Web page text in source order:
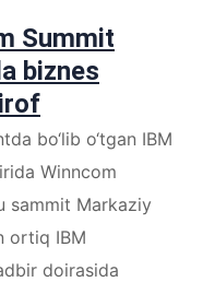
Summit
biznes
bo‘lib o‘tgan IBM
Winncom
sammit Markaziy
ortiq IBM
doirasida